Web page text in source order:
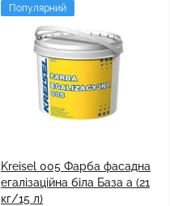
Популярний
Kreisel 005 Фарба фасадна
егалізаційна біла База а (21
кг/15 л)